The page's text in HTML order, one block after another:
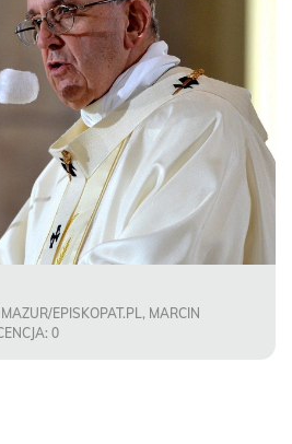
EPISKOPAT.PL, MARCIN
0